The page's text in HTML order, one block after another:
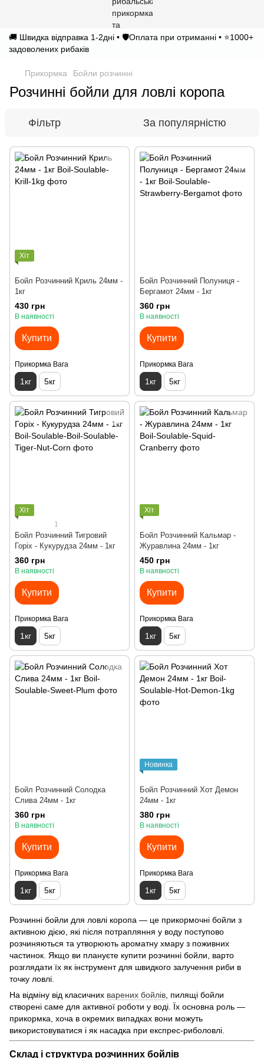
🚚 Швидка відправка 1-2дні • 🛡️Оплата при отриманні • ⭐1000+
задоволених рибаків
Прикормка Бойли розчинні
Розчинні бойли для ловлі коропа
Фільтр За популярністю
Хіт
Бойл Розчинний Криль 24мм -
1кг
430 грн
В наявності
Купити
Прикормка Вага
1кг 5кг
Бойл Розчинний Полуниця -
Бергамот 24мм - 1кг
360 грн
В наявності
Купити
Прикормка Вага
1кг 5кг
Хіт
1
Бойл Розчинний Тигровий
Горіх - Кукурудза 24мм - 1кг
360 грн
В наявності
Купити
Прикормка Вага
1кг 5кг
Хіт
Бойл Розчинний Кальмар -
Журавлина 24мм - 1кг
450 грн
В наявності
Купити
Прикормка Вага
1кг 5кг
Бойл Розчинний Солодка
Слива 24мм - 1кг
360 грн
В наявності
Купити
Прикормка Вага
1кг 5кг
Новинка
Бойл Розчинний Хот Демон
24мм - 1кг
380 грн
В наявності
Купити
Прикормка Вага
1кг 5кг
Розчинні бойли для ловлі коропа — це прикормочні бойли з
активною дією, які після потрапляння у воду поступово
розчиняються та утворюють ароматну хмару з поживних
частинок. Якщо ви плануєте купити розчинні бойли, варто
розглядати їх як інструмент для швидкого залучення риби в
точку ловлі.
На відміну від класичних варених бойлів, пилящі бойли
створені саме для активної роботи у воді. Їх основна роль —
прикормка, хоча в окремих випадках вони можуть
використовуватися і як насадка при експрес-риболовлі.
Склад і структура розчинних бойлів